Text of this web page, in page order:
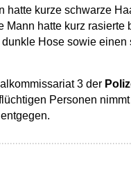
hatte kurze schwarze
Mann hatte kurz rasierte
Hose sowie einen
3 der
Personen